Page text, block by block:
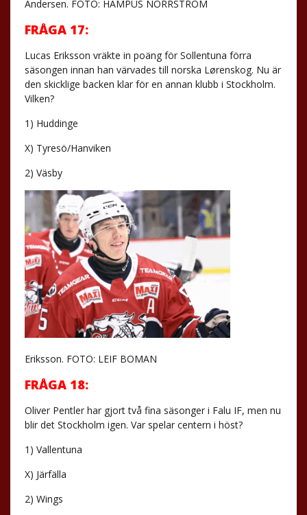
Andersen. FOTO: HAMPUS NORRSTRÖM
FRÅGA 17:
Lucas Eriksson vräkte in poäng för Sollentuna förra
säsongen innan han värvades till norska Lørenskog. Nu är
den skicklige backen klar för en annan klubb i Stockholm.
Vilken?
1) Huddinge
X) Tyresö/Hanviken
2) Väsby
Eriksson. FOTO: LEIF BOMAN
FRÅGA 18:
Oliver Pentler har gjort två fina säsonger i Falu IF, men nu
blir det Stockholm igen. Var spelar centern i höst?
1) Vallentuna
X) Järfälla
2) Wings